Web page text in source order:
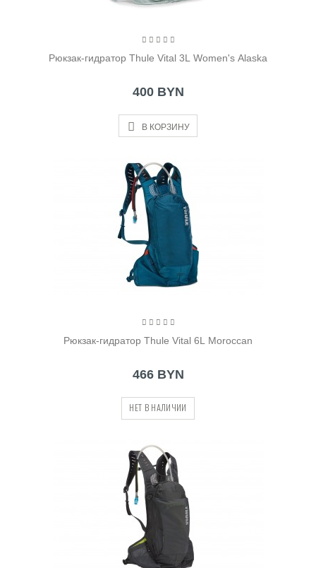
Рюкзак-гидратор Thule Vital 3L Women's Alaska
400 BYN
В КОРЗИНУ
Рюкзак-гидратор Thule Vital 6L Moroccan
466 BYN
НЕТ В НАЛИЧИИ